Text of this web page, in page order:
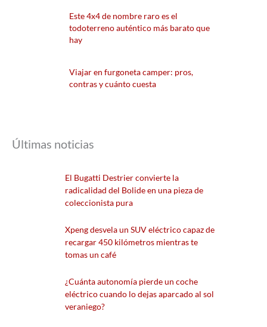
Este 4x4 de nombre raro es el
todoterreno auténtico más barato que
hay
Viajar en furgoneta camper: pros,
contras y cuánto cuesta
Últimas noticias
El Bugatti Destrier convierte la
radicalidad del Bolide en una pieza de
coleccionista pura
Xpeng desvela un SUV eléctrico capaz de
recargar 450 kilómetros mientras te
tomas un café
¿Cuánta autonomía pierde un coche
eléctrico cuando lo dejas aparcado al sol
veraniego?